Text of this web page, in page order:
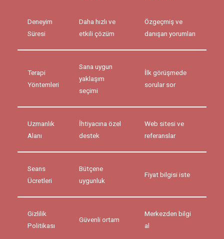
Deneyim
Süresi
Daha hızlı ve
etkili çözüm
Özgeçmiş ve
danışan yorumları
Terapi
Yöntemleri
Sana uygun
yaklaşım
seçimi
İlk görüşmede
sorular sor
Uzmanlık
Alanı
İhtiyacına özel
destek
Web sitesi ve
referanslar
Seans
Ücretleri
Bütçene
uygunluk
Fiyat bilgisi iste
Gizlilik
Politikası
Güvenli ortam
Merkezden bilgi
al